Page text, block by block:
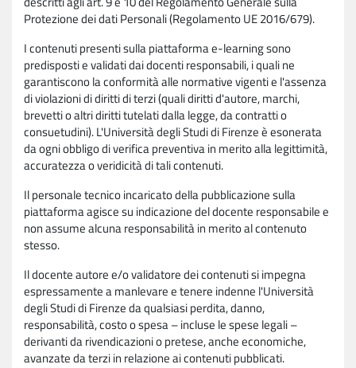
Protezione dei dati Personali (Regolamento UE 2016/679).
I contenuti presenti sulla piattaforma e-learning sono
predisposti e validati dai docenti responsabili, i quali ne
garantiscono la conformità alle normative vigenti e l'assenza
di violazioni di diritti di terzi (quali diritti d'autore, marchi,
brevetti o altri diritti tutelati dalla legge, da contratti o
consuetudini). L'Università degli Studi di Firenze è esonerata
da ogni obbligo di verifica preventiva in merito alla legittimità,
accuratezza o veridicità di tali contenuti.
Il personale tecnico incaricato della pubblicazione sulla
piattaforma agisce su indicazione del docente responsabile e
non assume alcuna responsabilità in merito al contenuto
stesso.
Il docente autore e/o validatore dei contenuti si impegna
espressamente a manlevare e tenere indenne l'Università
degli Studi di Firenze da qualsiasi perdita, danno,
responsabilità, costo o spesa – incluse le spese legali –
derivanti da rivendicazioni o pretese, anche economiche,
avanzate da terzi in relazione ai contenuti pubblicati.